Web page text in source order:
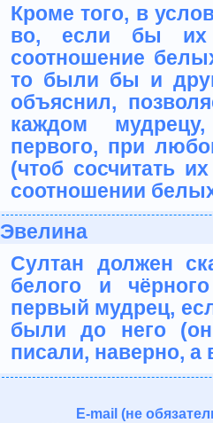
Кроме того, в
во, если бы их
соотношение
то были бы и
объяснил,
каждом
первого, при
(чтоб сосчитать
соотношении
Эвелина
Султан должен
белого и
первый мудрец,
были до него
писали, наверно, а
E-mail (не